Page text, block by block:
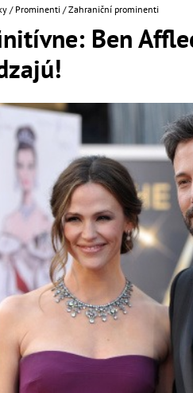
Prominenti Zahraniční prominenti
Ben